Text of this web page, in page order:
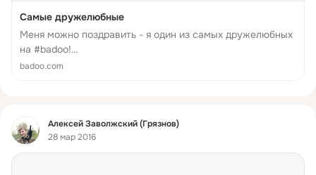
Самые дружелюбные
Меня можно поздравить - я один из самых дружелюбных
на #badoo!
http://badoo.com/ru/b/509441482/1318651435/7/
badoo.com
Фид
Алексей Заволжский (Грязнов)
28 мар 2016